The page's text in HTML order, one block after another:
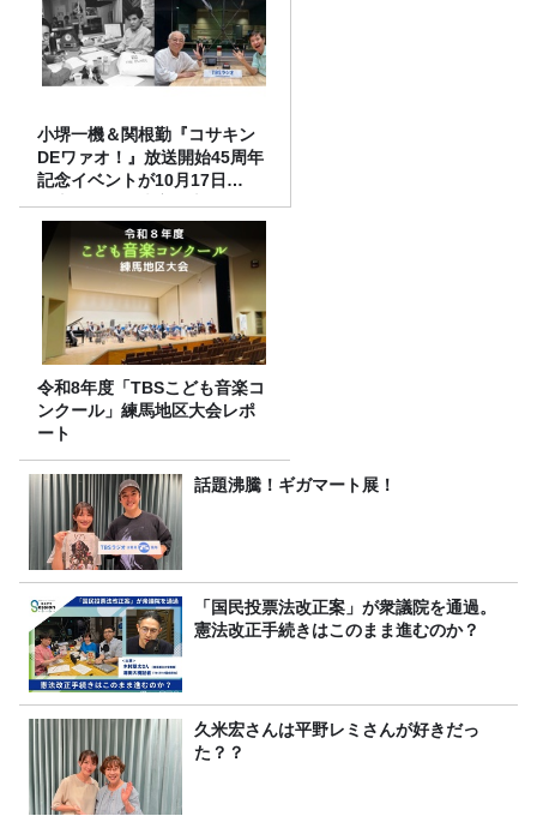
小堺一機＆関根勤『コサキン
DEワァオ！』放送開始45周年
記念イベントが10月17日
（土）に開催決定！本日より
FC先行受付スタート！
令和8年度「TBSこども音楽コ
ンクール」練馬地区大会レポ
ート
話題沸騰！ギガマート展！
「国民投票法改正案」が衆議院を通過。
憲法改正手続きはこのまま進むのか？
久米宏さんは平野レミさんが好きだっ
た？？